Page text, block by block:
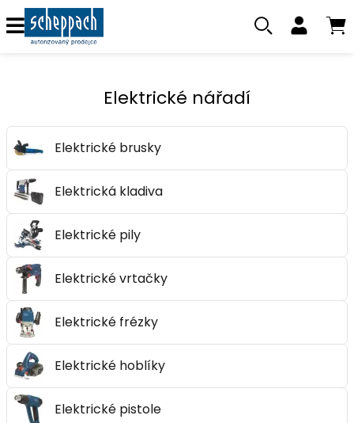
Elektrické nářadí
Elektrické brusky
Elektrická kladiva
Elektrické pily
Elektrické vrtačky
Elektrické frézky
Elektrické hoblíky
Elektrické pistole